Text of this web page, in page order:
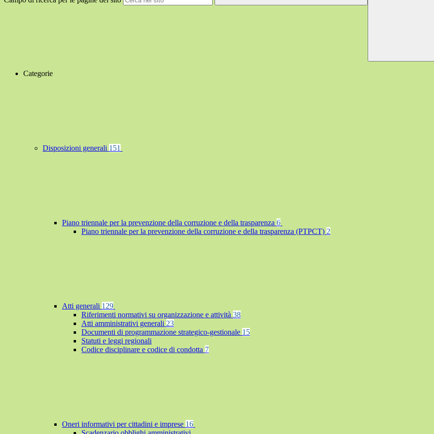
Categorie
Disposizioni generali 151
Piano triennale per la prevenzione della corruzione e della trasparenza 6
Piano triennale per la prevenzione della corruzione e della trasparenza (PTPCT) 2
Atti generali 129
Riferimenti normativi su organizzazione e attività 38
Atti amministrativi generali 23
Documenti di programmazione strategico-gestionale 15
Statuti e leggi regionali
Codice disciplinare e codice di condotta 7
Oneri informativi per cittadini e imprese 16